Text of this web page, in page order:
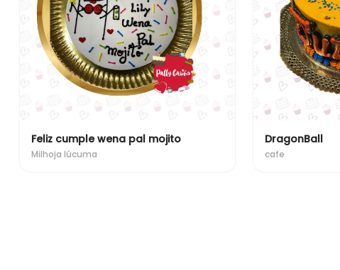
Feliz cumple wena pal mojito
Milhoja lúcuma
DragonBall
cafe